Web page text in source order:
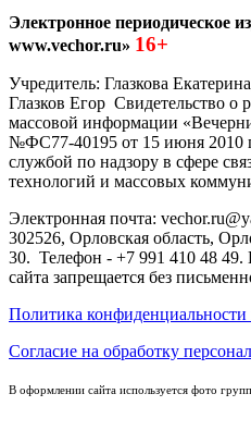
Электронное периодическое
www.vechor.ru» 16+
Учредитель: Глазкова
Глазков Егор Свидетельство о
массовой информации
№ФС77-40195 от 15 июня 2010
службой по надзору в сфере
технологий и массовых
Электронная почта:
302526, Орловская область,
30. Телефон - +7 991 410 48 49.
сайта запрещается без
Политика
Согласие на обработку
В оформлении сайта используется фото